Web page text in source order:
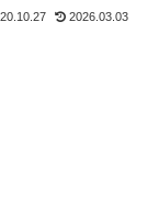
2026.03.03